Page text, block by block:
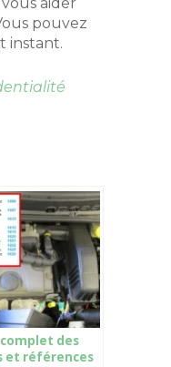
pouvez
instant.
des
et références